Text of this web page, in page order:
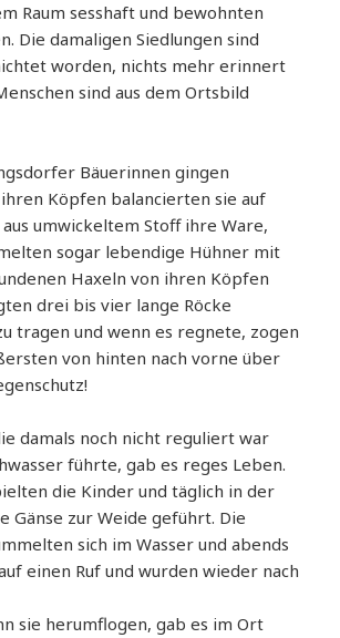
Raum sesshaft und bewohnten
Die damaligen Siedlungen sind
worden, nichts mehr erinnert
sind aus dem Ortsbild
Bäuerinnen gingen
Köpfen balancierten sie auf
umwickeltem Stoff ihre Ware,
sogar lebendige Hühner mit
Haxeln von ihren Köpfen
drei bis vier lange Röcke
tragen und wenn es regnete, zogen
von hinten nach vorne über
damals noch nicht reguliert war
führte, gab es reges Leben.
die Kinder und täglich in der
Gänse zur Weide geführt. Die
sich im Wasser und abends
einen Ruf und wurden wieder nach
sie herumflogen, gab es im Ort